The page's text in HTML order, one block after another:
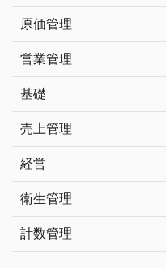
原価管理
営業管理
基礎
売上管理
経営
衛生管理
計数管理